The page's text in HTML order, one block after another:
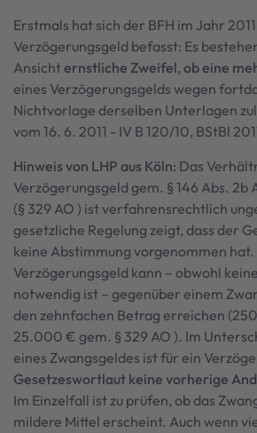
Erstmals hat sich der BFH im Jahr
Verzögerungsgeld befasst: Es
Ansichternstliche Zweifel, ob eine
eines Verzögerungsgelds wegen
Nichtvorlage derselben Unterlagen
vom 16. 6. 2011 - IV B 120/10, BStBl
Hinweis von LHP aus Köln: Das
Verzögerungsgeld gem. § 146 Abs. 2b
(§ 329 AO ) ist verfahrensrechtlich
gesetzliche Regelung zeigt, dass der
keine Abstimmung vorgenommen hat.
Verzögerungsgeld kann – obwohl
notwendig ist – gegenüber einem
den zehnfachen Betrag erreichen
25.000 € gem. § 329 AO ). Im
eines Zwangsgeldes ist für ein
Gesetzeswortlaut keine vorherige
Im Einzelfall ist zu prüfen, ob das
mildere Mittel erscheint. Auch wenn